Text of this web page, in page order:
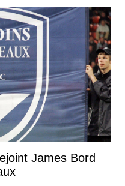
James Bord